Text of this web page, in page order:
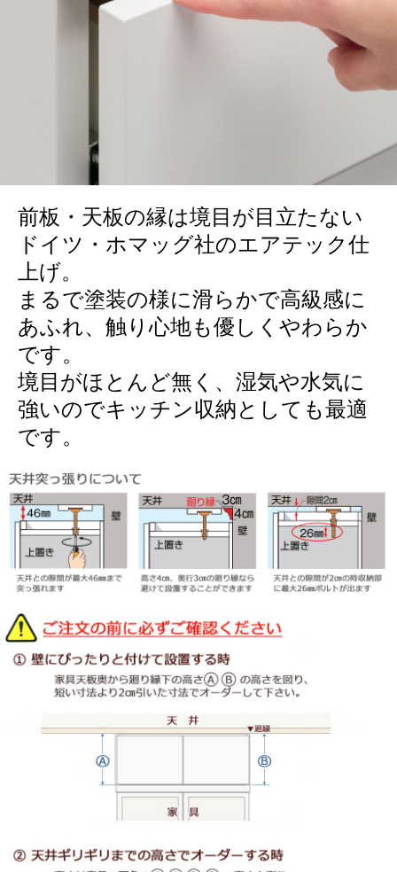
前板・天板の縁は境目が目立たない
ドイツ・ホマッグ社のエアテック仕
上げ。
まるで塗装の様に滑らかで高級感に
あふれ、触り心地も優しくやわらか
です。
境目がほとんど無く、湿気や水気に
強いのでキッチン収納としても最適
です。